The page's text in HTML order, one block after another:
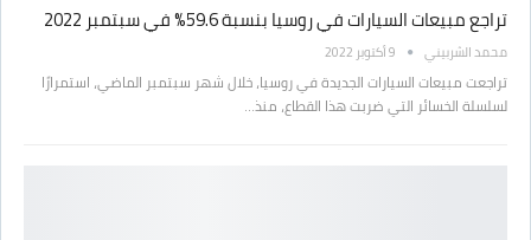
تراجع مبيعات السيارات في روسيا بنسبة 59.6% في سبتمبر 2022
محمد الشربيني 9 أكتوبر 2022
تراجعت مبيعات السيارات الجديدة في روسيا، خلال شهر سبتمبر الماضي، استمرارًا
لسلسلة الخسائر التي ضربت هذا القطاع، منذ…